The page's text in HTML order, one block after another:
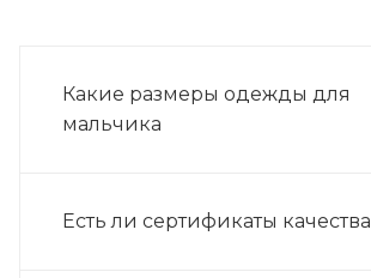
Какие размеры одежды для
мальчика
Есть ли сертификаты качества